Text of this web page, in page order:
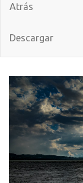
Atrás
Descargar